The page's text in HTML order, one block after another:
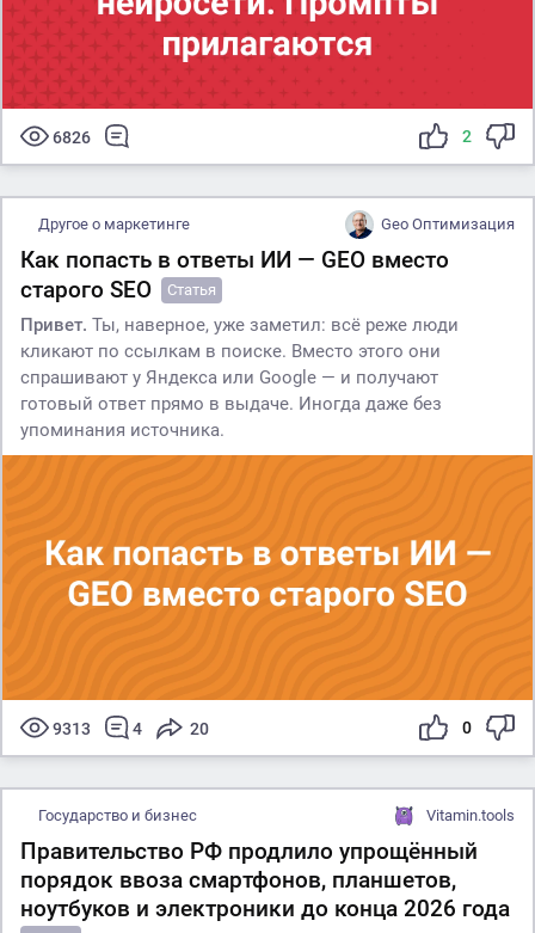
6826 2
Другое о маркетинге Geo Оптимизация
Как попасть в ответы ИИ — GEO вместо
старого SEO
Статья
Привет. Ты, наверное, уже заметил: всё реже люди
кликают по ссылкам в поиске. Вместо этого они
спрашивают у Яндекса или Google — и получают
готовый ответ прямо в выдаче. Иногда даже без
упоминания источника.
9313 4 20 0
Государство и бизнес Vitamin.tools
Правительство РФ продлило упрощённый
порядок ввоза смартфонов, планшетов,
ноутбуков и электроники до конца 2026 года